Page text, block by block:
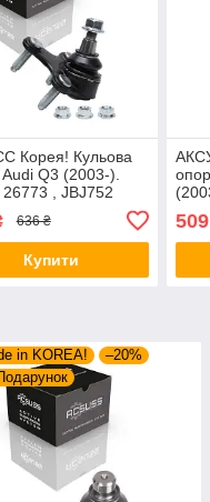
Корея! Кульова
Q3 (2003-).
, JBJ752
636 ₴
Купити
509
in KOREA!
–20%